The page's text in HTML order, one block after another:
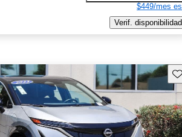
$449/mes
Verif. disponibilidad